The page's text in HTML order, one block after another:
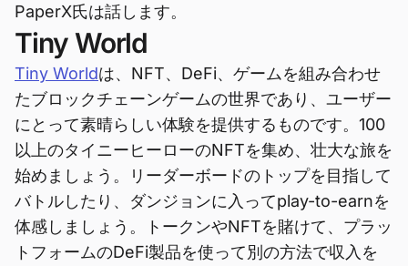
PaperX氏は話します。
Tiny World
Tiny Worldは、NFT、DeFi、ゲームを組み合わせ
たブロックチェーンゲームの世界であり、ユーザー
にとって素晴らしい体験を提供するものです。100
以上のタイニーヒーローのNFTを集め、壮大な旅を
始めましょう。リーダーボードのトップを目指して
バトルしたり、ダンジョンに入ってplay-to-earnを
体感しましょう。トークンやNFTを賭けて、プラッ
トフォームのDeFi製品を使って別の方法で収入を